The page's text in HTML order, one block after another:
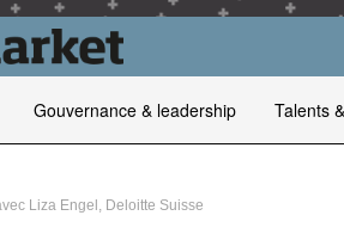
Gouvernance & leadership Talents
Liza Engel, Deloitte Suisse